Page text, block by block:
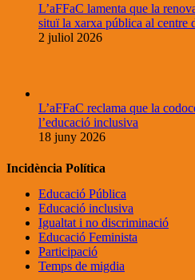
L’aFFaC lamenta que la
situï la xarxa pública al centre
2 juliol 2026
L’aFFaC reclama que la
l’educació inclusiva
18 juny 2026
Incidència Política
Educació Pública
Educació inclusiva
Igualtat i no discriminació
Educació Feminista
Participació
Temps de migdia